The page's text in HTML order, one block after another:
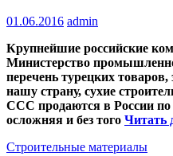
01.06.2016 admin
Крупнейшие российские
Министерство
перечень турецких
нашу страну, сухие
ССС продаются в России
осложняя и без того Читать
Строительные материалы